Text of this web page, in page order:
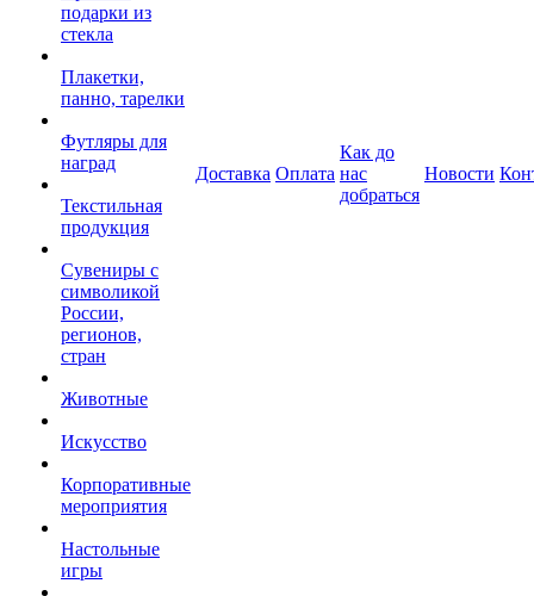
подарки из
стекла
Плакетки,
панно, тарелки
Футляры для
наград
Текстильная
продукция
Сувениры с
символикой
России,
регионов,
стран
Животные
Искусство
Корпоративные
мероприятия
Настольные
игры
Доставка Оплата
Как до
нас
добраться
Новости